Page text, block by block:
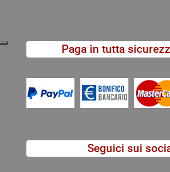
Paga in tutta
Seguici sui